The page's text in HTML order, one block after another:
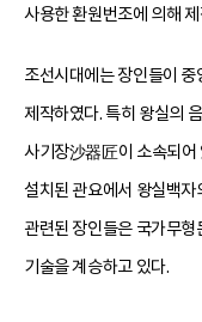
사용한 환원번조에 의해
조선시대에는 장인들이
제작하였다. 특히 왕실의
사기장沙器匠이 소속되어
설치된 관요에서 왕실백
관련된 장인들은 국가무
기술을 계승하고 있다.